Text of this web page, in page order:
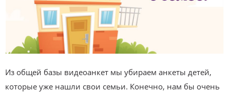
Из общей базы видеоанкет мы убираем анкеты детей,
которые уже нашли свои семьи. Конечно, нам бы очень